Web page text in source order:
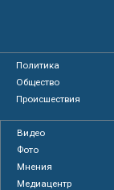
Политика
Общество
Происшествия
Видео
Фото
Мнения
Медиацентр